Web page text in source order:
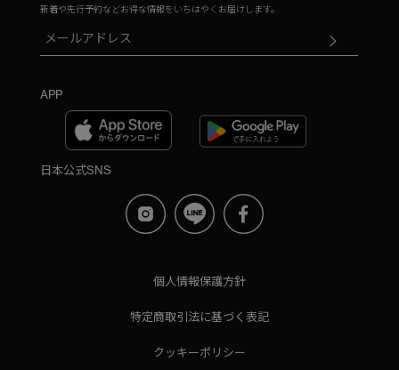
新着や先行予約などお得な情報をいちはやくお届けします。
APP
日本公式SNS
個人情報保護方針
特定商取引法に基づく表記
クッキーポリシー